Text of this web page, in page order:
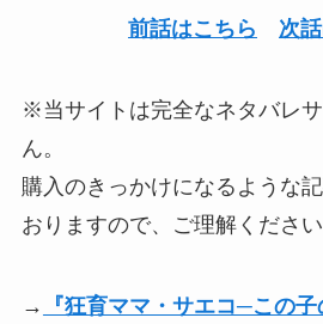
前話はこちら 次
※当サイトは完全なネタバレ
ん。
購入のきっかけになるような
おりますので、ご理解ください
→
『狂育ママ・サエコ─この